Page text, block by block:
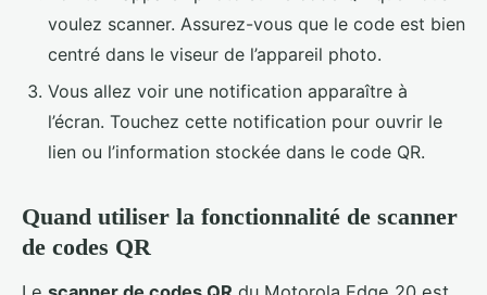
voulez scanner. Assurez-vous que le code est bien
centré dans le viseur de l’appareil photo.
Vous allez voir une notification apparaître à
l’écran. Touchez cette notification pour ouvrir le
lien ou l’information stockée dans le code QR.
Quand utiliser la fonctionnalité de scanner
de codes QR